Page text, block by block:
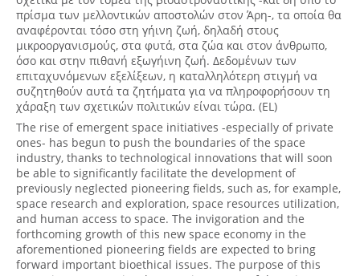
πρίσμα των μελλοντικών αποστολών στον Άρη-, τα οποία θα
αναφέρονται τόσο στη γήινη ζωή, δηλαδή στους
μικροοργανισμούς, στα φυτά, στα ζώα και στον άνθρωπο,
όσο και στην πιθανή εξωγήινη ζωή. Δεδομένων των
επιταχυνόμενων εξελίξεων, η καταλληλότερη στιγμή να
συζητηθούν αυτά τα ζητήματα για να πληροφορήσουν τη
χάραξη των σχετικών πολιτικών είναι τώρα. (EL)
The rise of emergent space initiatives -especially of private
ones- has begun to push the boundaries of the space
industry, thanks to technological innovations that will soon
be able to significantly facilitate the development of
previously neglected pioneering fields, such as, for example,
space research and exploration, space resources utilization,
and human access to space. The invigoration and the
forthcoming growth of this new space economy in the
aforementioned pioneering fields are expected to bring
forward important bioethical issues. The purpose of this